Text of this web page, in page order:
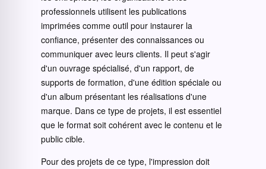
professionnels utilisent les publications
imprimées comme outil pour instaurer la
confiance, présenter des connaissances ou
communiquer avec leurs clients. Il peut s'agir
d'un ouvrage spécialisé, d'un rapport, de
supports de formation, d'une édition spéciale ou
d'un album présentant les réalisations d'une
marque. Dans ce type de projets, il est essentiel
que le format soit cohérent avec le contenu et le
public cible.
Pour des projets de ce type, l'impression doit